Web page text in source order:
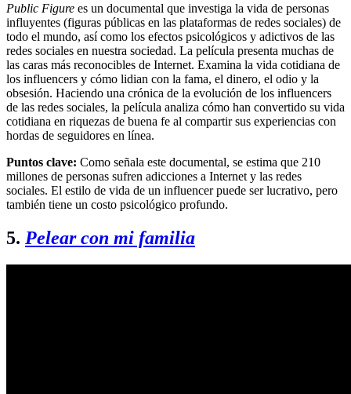
Public Figure es un documental que investiga la vida de personas
influyentes (figuras públicas en las plataformas de redes sociales) de
todo el mundo, así como los efectos psicológicos y adictivos de las
redes sociales en nuestra sociedad. La película presenta muchas de
las caras más reconocibles de Internet. Examina la vida cotidiana de
los influencers y cómo lidian con la fama, el dinero, el odio y la
obsesión. Haciendo una crónica de la evolución de los influencers
de las redes sociales, la película analiza cómo han convertido su vida
cotidiana en riquezas de buena fe al compartir sus experiencias con
hordas de seguidores en línea.
Puntos clave: Como señala este documental, se estima que 210
millones de personas sufren adicciones a Internet y las redes
sociales. El estilo de vida de un influencer puede ser lucrativo, pero
también tiene un costo psicológico profundo.
5. Pelear con mi familia